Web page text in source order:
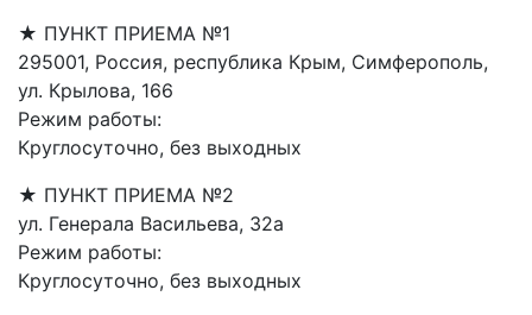
★ ПУНКТ ПРИЕМА №1
295001, Россия, республика Крым, Симферополь,
ул. Крылова, 166
Режим работы:
Круглосуточно, без выходных
★ ПУНКТ ПРИЕМА №2
ул. Генерала Васильева, 32а
Режим работы:
Круглосуточно, без выходных